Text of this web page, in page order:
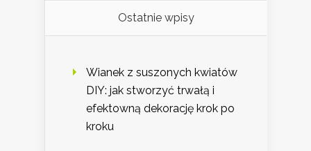
Ostatnie wpisy
Wianek z suszonych kwiatów
DIY: jak stworzyć trwałą i
efektowną dekorację krok po
kroku